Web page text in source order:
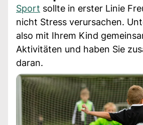
Sport sollte in erster Linie
nicht Stress verursachen.
also mit Ihrem Kind
Aktivitäten und haben Sie
daran.